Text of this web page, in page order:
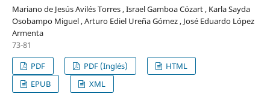
Mariano de Jesús Avilés Torres , Israel Gamboa Cózart , Karla Sayda
Osobampo Miguel , Arturo Ediel Ureña Gómez , José Eduardo López
Armenta
73-81
PDF
PDF (Inglés)
HTML
EPUB
XML